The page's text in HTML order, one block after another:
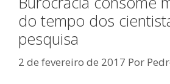
do tempo dos
pesquisa
2 de fevereiro de 2017 Por